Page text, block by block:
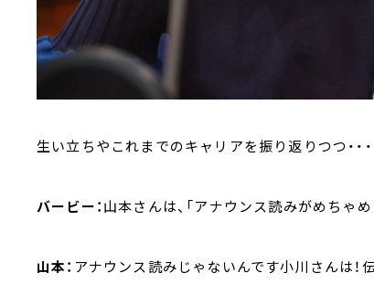
生い立ちやこれまでのキャリアを振り返りつつ・・・
バービー：山本さんは、「アナウンス読みがめちゃめ
山本： アナウンス読みじゃないんです小川さんは！